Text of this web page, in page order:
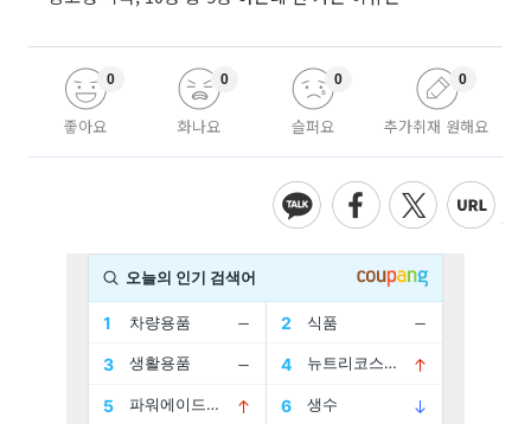
좋아요
0
화나요
0
슬퍼요
0
추가취재 원해요
0